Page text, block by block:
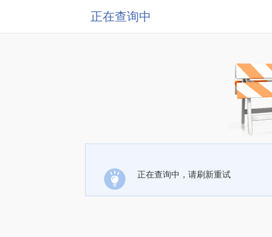
正在查询中
正在查询中，请刷新重试